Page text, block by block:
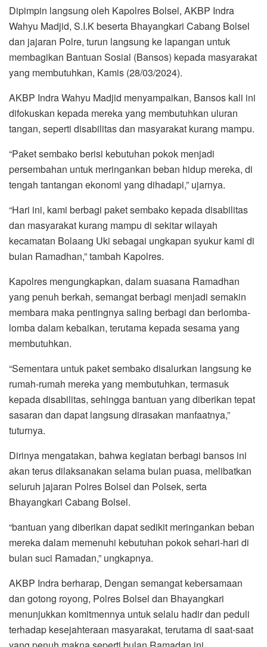
Dipimpin langsung oleh Kapolres Bolsel, AKBP Indra
Wahyu Madjid, S.I.K beserta Bhayangkari Cabang Bolsel
dan jajaran Polre, turun langsung ke lapangan untuk
membagikan Bantuan Sosial (Bansos) kepada masyarakat
yang membutuhkan, Kamis (28/03/2024).
AKBP Indra Wahyu Madjid menyampaikan, Bansos kali ini
difokuskan kepada mereka yang membutuhkan uluran
tangan, seperti disabilitas dan masyarakat kurang mampu.
“Paket sembako berisi kebutuhan pokok menjadi
persembahan untuk meringankan beban hidup mereka, di
tengah tantangan ekonomi yang dihadapi,” ujarnya.
“Hari ini, kami berbagi paket sembako kepada disabilitas
dan masyarakat kurang mampu di sekitar wilayah
kecamatan Bolaang Uki sebagai ungkapan syukur kami di
bulan Ramadhan,” tambah Kapolres.
Kapolres mengungkapkan, dalam suasana Ramadhan
yang penuh berkah, semangat berbagi menjadi semakin
membara maka pentingnya saling berbagi dan berlomba-
lomba dalam kebaikan, terutama kepada sesama yang
membutuhkan.
“Sementara untuk paket sembako disalurkan langsung ke
rumah-rumah mereka yang membutuhkan, termasuk
kepada disabilitas, sehingga bantuan yang diberikan tepat
sasaran dan dapat langsung dirasakan manfaatnya,”
tuturnya.
Dirinya mengatakan, bahwa kegiatan berbagi bansos ini
akan terus dilaksanakan selama bulan puasa, melibatkan
seluruh jajaran Polres Bolsel dan Polsek, serta
Bhayangkari Cabang Bolsel.
“bantuan yang diberikan dapat sedikit meringankan beban
mereka dalam memenuhi kebutuhan pokok sehari-hari di
bulan suci Ramadan,” ungkapnya.
AKBP Indra berharap, Dengan semangat kebersamaan
dan gotong royong, Polres Bolsel dan Bhayangkari
menunjukkan komitmennya untuk selalu hadir dan peduli
terhadap kesejahteraan masyarakat, terutama di saat-saat